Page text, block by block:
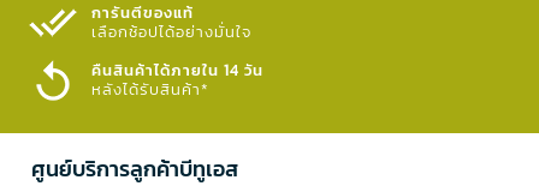
การันตีของแท้
เลือกช้อปได้อย่างมั่นใจ​
คืนสินค้าได้ภายใน 14 วัน
หลังได้รับสินค้า*
ศูนย์บริการลูกค้าบีทูเอส